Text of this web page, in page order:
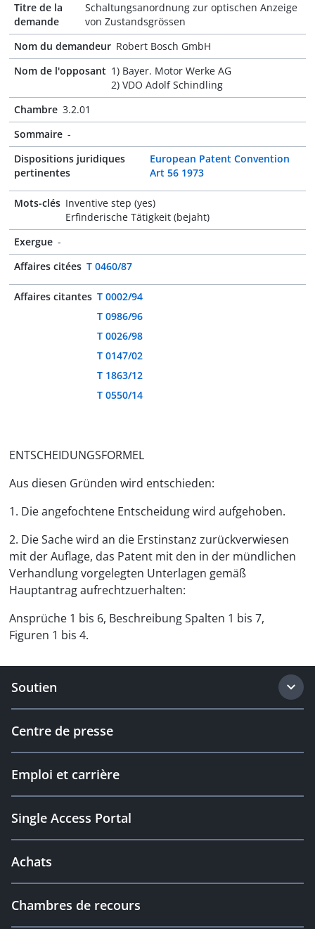
Titre de la
demande
Schaltungsanordnung zur optischen Anzeige
von Zustandsgrössen
Nom du demandeur Robert Bosch GmbH
Nom de l'opposant 1) Bayer. Motor Werke AG
2) VDO Adolf Schindling
Chambre 3.2.01
Sommaire -
Dispositions juridiques
pertinentes
European Patent Convention
Art 56 1973
Mots-clés Inventive step (yes)
Erfinderische Tätigkeit (bejaht)
Exergue -
Affaires citées T 0460/87
Affaires citantes T 0002/94
T 0986/96
T 0026/98
T 0147/02
T 1863/12
T 0550/14
ENTSCHEIDUNGSFORMEL
Aus diesen Gründen wird entschieden:
1. Die angefochtene Entscheidung wird aufgehoben.
2. Die Sache wird an die Erstinstanz zurückverwiesen
mit der Auflage, das Patent mit den in der mündlichen
Verhandlung vorgelegten Unterlagen gemäß
Hauptantrag aufrechtzuerhalten:
Ansprüche 1 bis 6, Beschreibung Spalten 1 bis 7,
Figuren 1 bis 4.
Soutien
Centre de presse
Emploi et carrière
Single Access Portal
Achats
Chambres de recours